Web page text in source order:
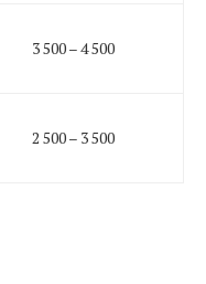
3 500 – 4 500
2 500 – 3 500